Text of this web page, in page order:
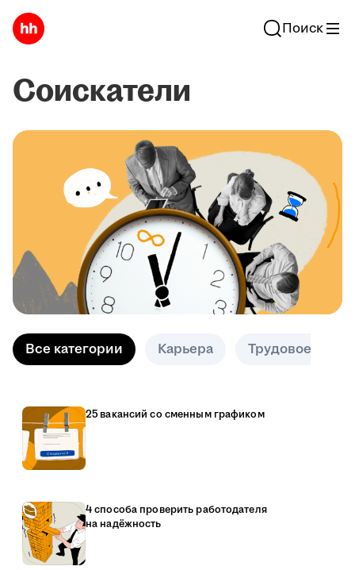
Поиск
Соискатели
Все категории Карьера Трудовое право
25 вакансий со сменным графиком
4 способа проверить работодателя
на надёжность